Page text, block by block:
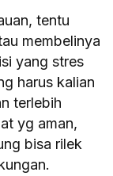
tentu
membelinya
yang stres
harus kalian
terlebih
yg aman,
bisa rilek